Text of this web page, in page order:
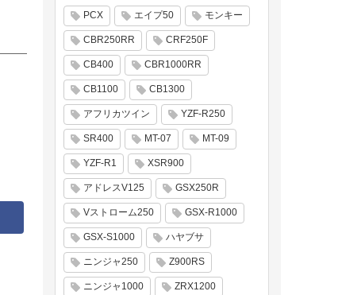
PCX エイプ50 モンキー
CBR250RR CRF250F
CB400 CBR1000RR
CB1100 CB1300
アフリカツイン YZF-R250
SR400 MT-07 MT-09
YZF-R1 XSR900
アドレスV125 GSX250R
Vストローム250 GSX-R1000
GSX-S1000 ハヤブサ
ニンジャ250 Z900RS
ニンジャ1000 ZRX1200